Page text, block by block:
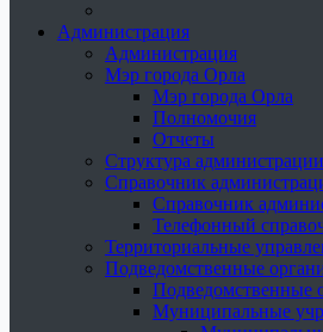
Администрация
Администрация
Мэр города Орла
Мэр города Орла
Полномочия
Отчеты
Структура администрации
Справочник
Справочник
Телефонный
Территориальные
Подведомственные
Подведомственные
Муниципальные